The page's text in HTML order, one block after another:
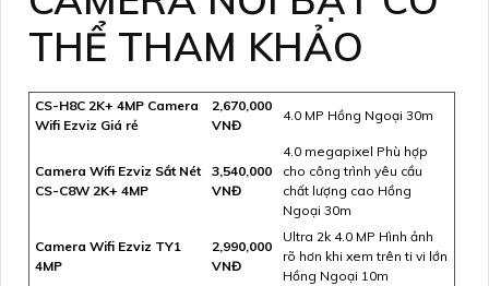
THỂ THAM KHẢO
CS-H8C 2K+ 4MP Camera
Wifi Ezviz Giá rẻ
2,670,000
VNĐ
4.0 MP Hồng Ngoại 30m
Camera Wifi Ezviz Sắt Nét
CS-C8W 2K+ 4MP
3,540,000
VNĐ
4.0 megapixel Phù hợp
cho công trình yêu cầu
chất lượng cao Hồng
Ngoại 30m
Camera Wifi Ezviz TY1
4MP
2,990,000
VNĐ
Ultra 2k 4.0 MP Hình ảnh
rõ hơn khi xem trên ti vi lớn
Hồng Ngoại 10m